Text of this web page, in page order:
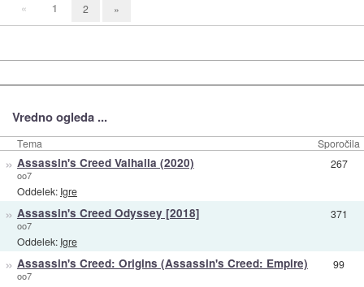
« 1 2 »
Vredno ogleda ...
Tema Sporočila
» Assassin's Creed Valhalla (2020)
oo7
Oddelek: Igre
267
» Assassin's Creed Odyssey [2018]
oo7
Oddelek: Igre
371
» Assassin's Creed: Origins (Assassin's Creed: Empire)
oo7
99